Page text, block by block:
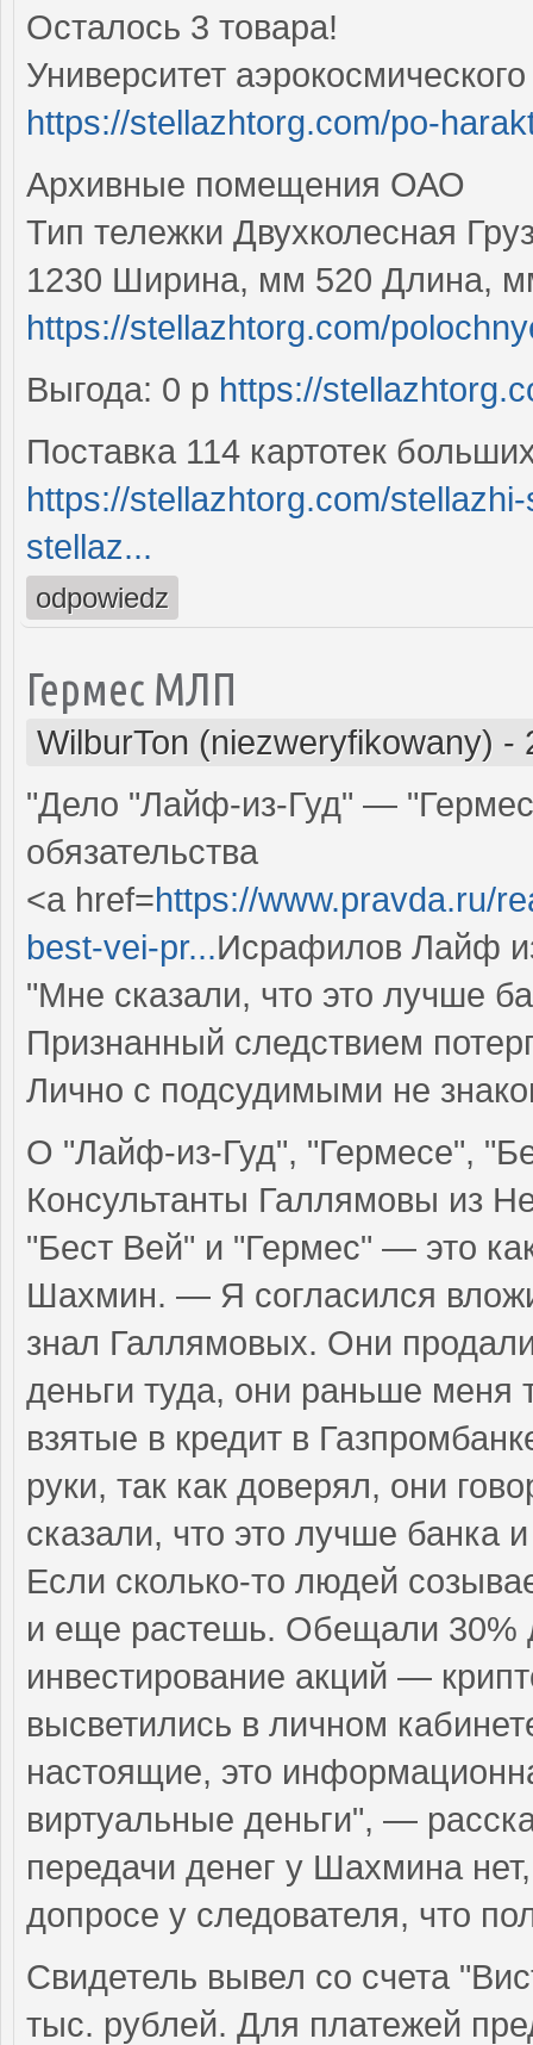
Осталось 3 товара!
Университет
https://stellazhtorg.com/po-
Архивные помещения ОАО
Тип тележки Двухколесная
1230 Ширина, мм 520 Длина,
https://stellazhtorg.com/
Выгода: 0 р https://
Поставка 114 картотек
https://stellazhtorg.com/
stellaz...
odpowiedz
Гермес МЛП
WilburTon (niezweryfikowany) -
"Дело "Лайф-из-Гуд" —
обязательства
<a href=https://www.pravda.ru/
best-vei-pr...Исрафилов Лайф
"Мне сказали, что это лучше
Признанный следствием
Лично с подсудимыми не
О "Лайф-из-Гуд", "Гермесе",
Консультанты Галлямовы из
"Бест Вей" и "Гермес" — это
Шахмин. — Я согласился
знал Галлямовых. Они
деньги туда, они раньше
взятые в кредит в
руки, так как доверял, они
сказали, что это лучше банка
Если сколько-то людей
и еще растешь. Обещали 30%
инвестирование акций —
высветились в личном
настоящие, это
виртуальные деньги", —
передачи денег у Шахмина
допросе у следователя, что
Свидетель вывел со счета
тыс. рублей. Для платежей